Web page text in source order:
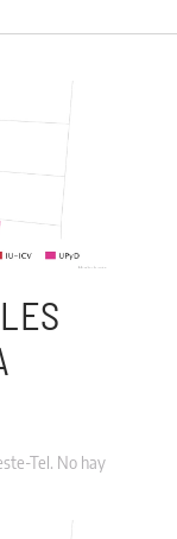
Tel. No hay